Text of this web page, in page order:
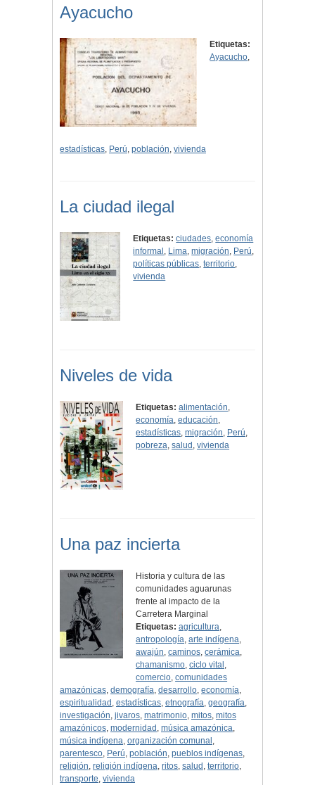
Ayacucho
Etiquetas:
Ayacucho,
estadísticas, Perú, población, vivienda
La ciudad ilegal
Etiquetas: ciudades,economía
informal , Lima,migración, Perú,
políticas públicas,territorio,
vivienda
Niveles de vida
Etiquetas: alimentación,
economía,educación,
estadísticas,migración, Perú,
pobreza,salud ,vivienda
Una paz incierta
Historia y cultura de las
comunidades aguarunas
frente al impacto de la
Carretera Marginal
Etiquetas: agricultura,
antropología,arte indígena,
awajún,caminos,cerámica,
chamanismo,ciclo vital ,
comercio,comunidades
amazónicas, demografía, desarrollo, economía,
espiritualidad , estadísticas, etnografía, geografía,
investigación, jivaros, matrimonio, mitos, mitos
amazónicos, modernidad , música amazónica,
música indígena, organización comunal ,
parentesco, Perú, población, pueblos indígenas,
religión, religión indígena, ritos, salud , territorio,
transporte, vivienda